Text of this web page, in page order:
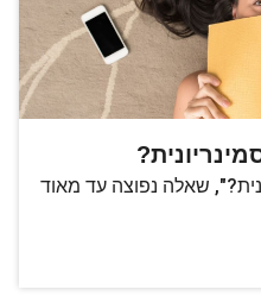
שאלה נפוצה עד מאוד